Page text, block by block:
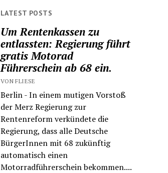
LATEST POSTS
Um Rentenkassen zu
entlassten: Regierung führt
gratis Motorad
Führerschein ab 68 ein.
VON FLIESE
Berlin - In einem mutigen Vorstoß
der Merz Regierung zur
Rentenreform verkündete die
Regierung, dass alle Deutsche
BürgerInnen mit 68 zukünftig
automatisch einen
Motorradführerschein bekommen....